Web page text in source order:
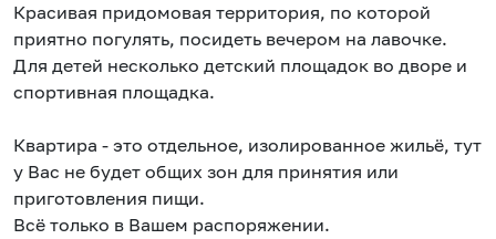
Красивая придомовая территория, по которой
приятно погулять, посидеть вечером на лавочке.
Для детей несколько детский площадок во дворе и
спортивная площадка.
Квартира - это отдельное, изолированное жильё, тут
у Вас не будет общих зон для принятия или
приготовления пищи.
Всё только в Вашем распоряжении.